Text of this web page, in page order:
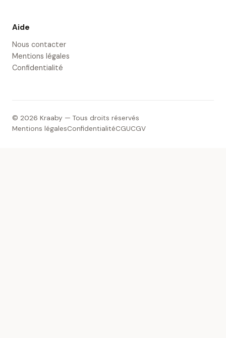
Aide
Nous contacter
Mentions légales
Confidentialité
© 2026 Kraaby — Tous droits réservés
Mentions légalesConfidentialitéCGUCGV